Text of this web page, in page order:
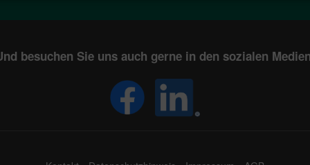
besuchen Sie uns auch gerne in den sozialen